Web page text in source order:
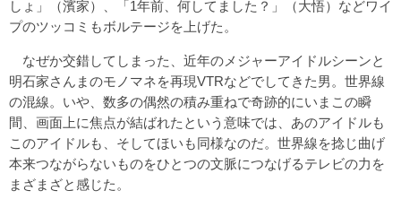
しょ」（濱家）、「1年前、何してました？」（大悟）などワイ
プのツッコミもボルテージを上げた。
なぜか交錯してしまった、近年のメジャーアイドルシーンと
明石家さんまのモノマネを再現VTRなどでしてきた男。世界線
の混線。いや、数多の偶然の積み重ねで奇跡的にいまこの瞬
間、画面上に焦点が結ばれたという意味では、あのアイドルも
このアイドルも、そしてほいも同様なのだ。世界線を捻じ曲げ
本来つながらないものをひとつの文脈につなげるテレビの力を
まざまざと感じた。